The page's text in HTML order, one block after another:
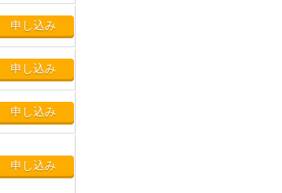
申し込み
申し込み
申し込み
申し込み